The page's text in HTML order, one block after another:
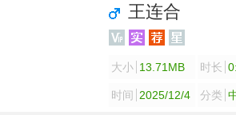
王连合
大小 13.71MB 时长
时间 2025/12/4 分类